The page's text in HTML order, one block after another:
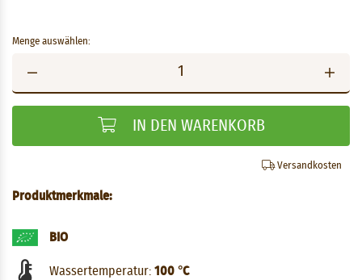
Menge auswählen:
IN DEN WARENKORB
Versandkosten
Produktmerkmale:
BIO
Wassertemperatur: 100 °C